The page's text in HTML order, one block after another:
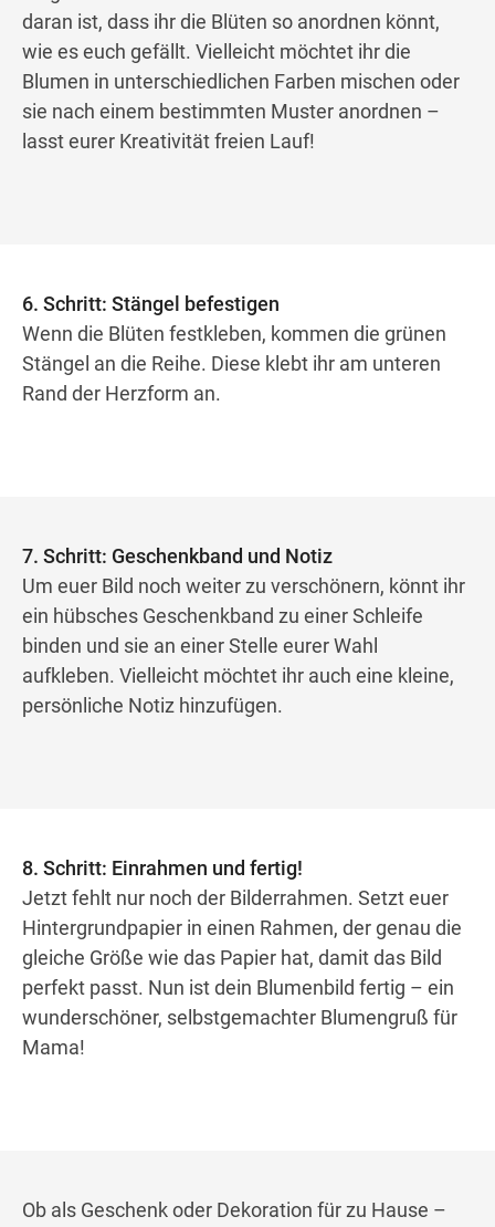
daran ist, dass ihr die Blüten so anordnen könnt,
wie es euch gefällt. Vielleicht möchtet ihr die
Blumen in unterschiedlichen Farben mischen oder
sie nach einem bestimmten Muster anordnen –
lasst eurer Kreativität freien Lauf!
6. Schritt: Stängel befestigen
Wenn die Blüten festkleben, kommen die grünen
Stängel an die Reihe. Diese klebt ihr am unteren
Rand der Herzform an.
7. Schritt: Geschenkband und Notiz
Um euer Bild noch weiter zu verschönern, könnt ihr
ein hübsches Geschenkband zu einer Schleife
binden und sie an einer Stelle eurer Wahl
aufkleben. Vielleicht möchtet ihr auch eine kleine,
persönliche Notiz hinzufügen.
8. Schritt: Einrahmen und fertig!
Jetzt fehlt nur noch der Bilderrahmen. Setzt euer
Hintergrundpapier in einen Rahmen, der genau die
gleiche Größe wie das Papier hat, damit das Bild
perfekt passt. Nun ist dein Blumenbild fertig – ein
wunderschöner, selbstgemachter Blumengruß für
Mama!
Ob als Geschenk oder Dekoration für zu Hause –